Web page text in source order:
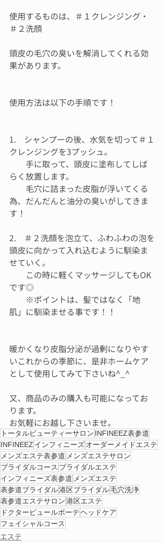
使用するものは、＃１クレンジング・
＃２洗顔
頭皮の毛穴の臭いを解消してくれる効
果があります。
使用方法は以下の手順です！
1.　シャンプーの後、水気を切って＃１
クレンジングを3プッシュ。
手に取って、頭皮に塗布してしば
らく放置します。
毛穴に詰まった皮脂が浮いてくる
為、だんだんと油分の臭いがしてきま
す！
2.　＃２洗顔を泡立て、ふわふわの泡を
頭皮に向かって入れ込むように馴染ま
せていく。
この時に軽くマッサージしてもOK
です◎
※ポイントは、髪ではなく「地
肌」に馴染ませる事です！！
暖かくなり皮脂分泌が過剰になりやす
いこれからの季節に、是非ホームケア
として使用してみて下さいね^_^
又、商品のみの購入も可能になってお
ります。
お気軽にお越し下さいませ。
トータルビューティーサロン INFINEEZ表参道
INFINEEZ インフィニーズオーダーメイドエステ
メンズエステ表参道 メンズエステサロン
ブライダルコース ブライダルエステ
インフィニーズ表参道 メンズエステ
表参道ブライダル港区ブライダル毛穴洗浄
表参道エステサロン港区エステ
ドクターピュールボーテヘッドケア
フェイシャルコース
エステ